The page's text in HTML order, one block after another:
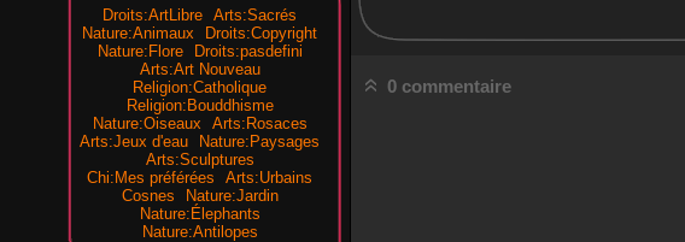
Droits:ArtLibre
Arts:Sacrés
Nature:Animaux
Droits:Copyright
Nature:Flore
Droits:pasdefini
Arts:Art Nouveau
Religion:Catholique
Religion:Bouddhisme
Nature:Oiseaux
Arts:Rosaces
Arts:Jeux d'eau
Nature:Paysages
Arts:Sculptures
Chi:Mes préférées
Arts:Urbains
Cosnes
Nature:Jardin
Nature:Élephants
Nature:Antilopes
0 commentaire